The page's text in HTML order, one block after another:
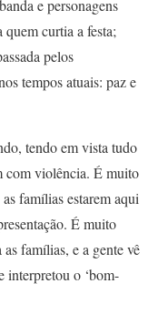
e personagens
curtia a festa;
pelos
tempos atuais: paz e
tendo em vista tudo
com violência. É muito
famílias estarem aqui
É muito
famílias, e a gente vê
interpretou o ‘bom-